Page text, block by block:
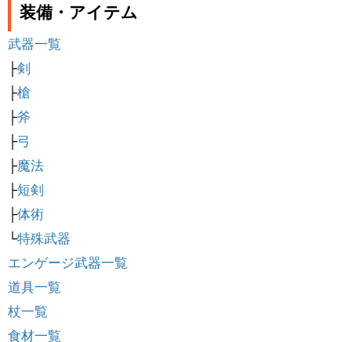
装備・アイテム
武器一覧
├剣
├槍
├斧
├弓
├魔法
├短剣
├体術
└特殊武器
エンゲージ武器一覧
道具一覧
杖一覧
食材一覧